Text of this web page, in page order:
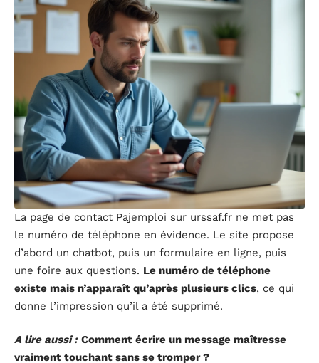
La page de contact Pajemploi sur urssaf.fr ne met pas
le numéro de téléphone en évidence. Le site propose
d’abord un chatbot, puis un formulaire en ligne, puis
une foire aux questions. Le numéro de téléphone
existe mais n’apparaît qu’après plusieurs clics, ce qui
donne l’impression qu’il a été supprimé.
A lire aussi : Comment écrire un message maîtresse
vraiment touchant sans se tromper ?